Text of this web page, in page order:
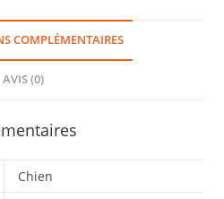
COMPLÉMENTAIRES
AVIS (0)
Chien